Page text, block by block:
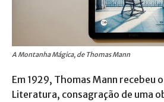
A Montanha Mágica, de Thomas Mann
Em 1929, Thomas Mann recebeu
Literatura, consagração de uma